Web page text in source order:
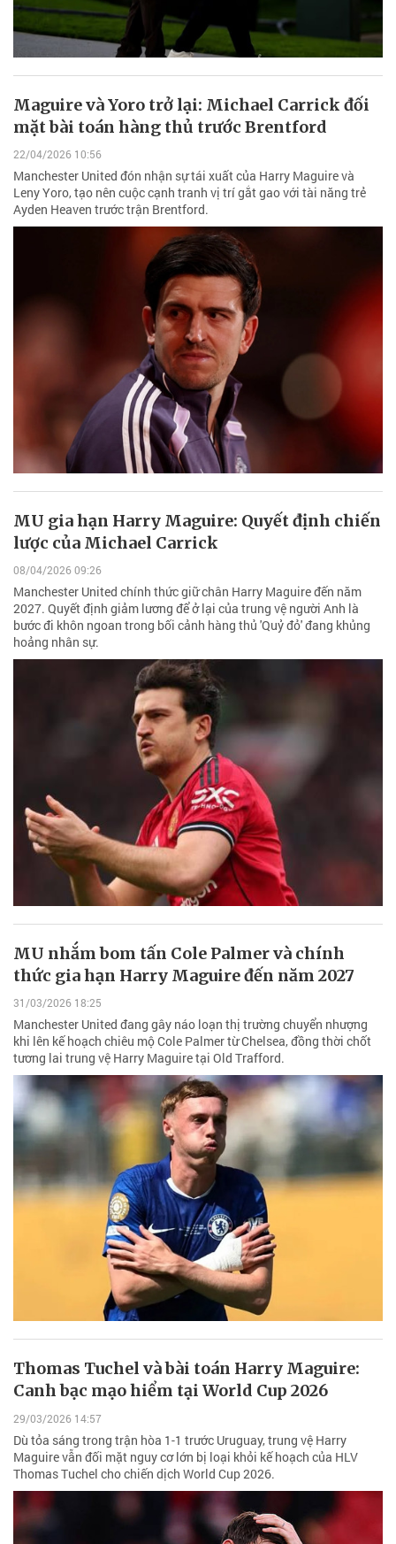
Maguire và Yoro trở lại: Michael Carrick đối
mặt bài toán hàng thủ trước Brentford
22/04/2026 10:56
Manchester United đón nhận sự tái xuất của Harry Maguire và
Leny Yoro, tạo nên cuộc cạnh tranh vị trí gắt gao với tài năng trẻ
Ayden Heaven trước trận Brentford.
MU gia hạn Harry Maguire: Quyết định chiến
lược của Michael Carrick
08/04/2026 09:26
Manchester United chính thức giữ chân Harry Maguire đến năm
2027. Quyết định giảm lương để ở lại của trung vệ người Anh là
bước đi khôn ngoan trong bối cảnh hàng thủ 'Quỷ đỏ' đang khủng
hoảng nhân sự.
MU nhắm bom tấn Cole Palmer và chính
thức gia hạn Harry Maguire đến năm 2027
31/03/2026 18:25
Manchester United đang gây náo loạn thị trường chuyển nhượng
khi lên kế hoạch chiêu mộ Cole Palmer từ Chelsea, đồng thời chốt
tương lai trung vệ Harry Maguire tại Old Trafford.
Thomas Tuchel và bài toán Harry Maguire:
Canh bạc mạo hiểm tại World Cup 2026
29/03/2026 14:57
Dù tỏa sáng trong trận hòa 1-1 trước Uruguay, trung vệ Harry
Maguire vẫn đối mặt nguy cơ lớn bị loại khỏi kế hoạch của HLV
Thomas Tuchel cho chiến dịch World Cup 2026.